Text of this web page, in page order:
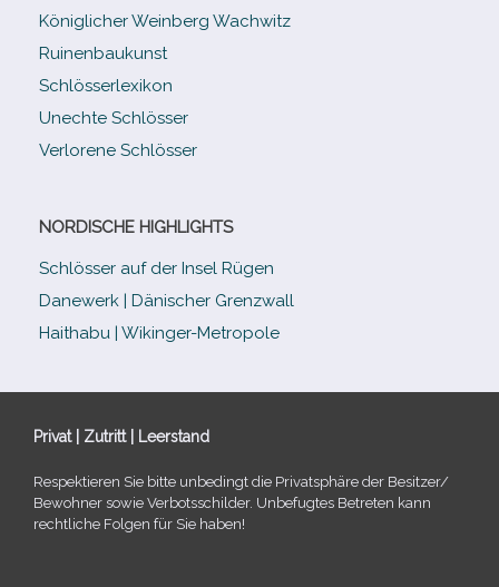
Königlicher Weinberg Wachwitz
Ruinenbaukunst
Schlösserlexikon
Unechte Schlösser
Verlorene Schlösser
NORDISCHE HIGHLIGHTS
Schlösser auf der Insel Rügen
Danewerk | Dänischer Grenzwall
Haithabu | Wikinger-Metropole
Privat | Zutritt | Leerstand
Respektieren Sie bitte unbe­dingt die Privatsphäre der Besitzer/​
Bewohner sowie Verbotsschilder. Unbefugtes Betreten kann
recht­li­che Folgen für Sie haben!